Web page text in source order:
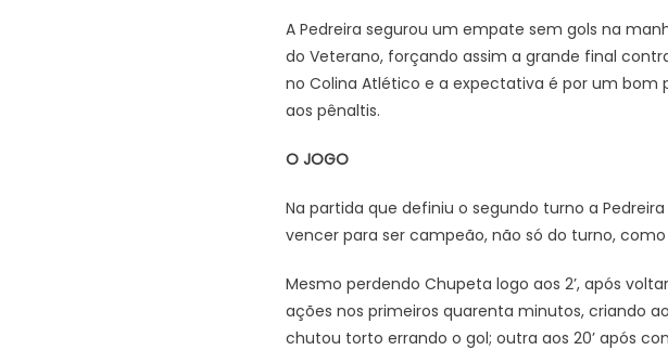
A Pedreira segurou um empate sem gols na
do Veterano, forçando assim a grande final
no Colina Atlético e a expectativa é por um
aos pênaltis.
O JOGO
Na partida que definiu o segundo turno a
vencer para ser campeão, não só do turno,
Mesmo perdendo Chupeta logo aos 2’, após
ações nos primeiros quarenta minutos, criando
chutou torto errando o gol; outra aos 20’ após